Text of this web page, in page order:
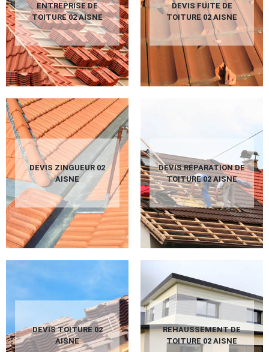
ENTREPRISE DE
TOITURE 02 AISNE
DEVIS FUITE DE
TOITURE 02 AISNE
DEVIS ZINGUEUR 02
AISNE
DEVIS RÉPARATION DE
TOITURE 02 AISNE
DEVIS TOITURE 02
AISNE
REHAUSSEMENT DE
TOITURE 02 AISNE